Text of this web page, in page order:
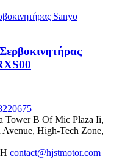
Tower B Of Mic Plaza Ii,
High-Tech Zone,
contact@hjstmotor.com